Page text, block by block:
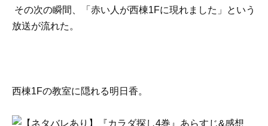
その次の瞬間、「赤い人が西棟1Fに現れました」という
放送が流れた。
西棟1Fの教室に隠れる明日香。